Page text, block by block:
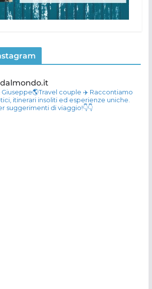
Giuseppe🌎Travel couple ✈️ Raccontiamo
itinerari insoliti ed esperienze uniche.
suggerimenti di viaggio!👇👇